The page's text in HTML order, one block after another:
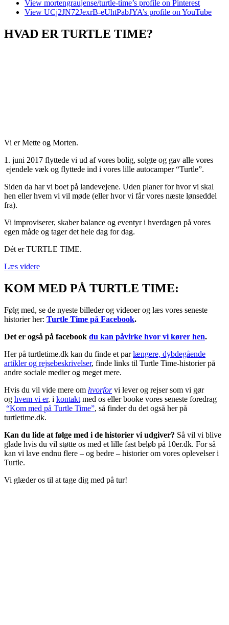
View mortengraujense/turtle-time’s profile on Pinterest
View UCj2JN72JexrB-eUhtPabJYA’s profile on YouTube
HVAD ER TURTLE TIME?
Vi er Mette og Morten.
1. juni 2017 flyttede vi ud af vores bolig, solgte og gav alle vores
ejendele væk og flyttede ind i vores lille autocamper “Turtle”.
Siden da har vi boet på landevejene. Uden planer for hvor vi skal
hen eller hvem vi vil møde (eller hvor vi får vores næste lønseddel
fra).
Vi improviserer, skaber balance og eventyr i hverdagen på vores
egen måde og tager det hele dag for dag.
Dét er TURTLE TIME.
Læs videre
KOM MED PÅ TURTLE TIME:
Følg med, se de nyeste billeder og videoer og læs vores seneste
historier her: Turtle Time på Facebook.
Det er også på facebook du kan påvirke hvor vi kører hen.
Her på turtletime.dk kan du finde et parlængere, dybdegående
artikler og rejsebeskrivelser, finde links til Turtle Time-historier på
andre sociale medier og meget mere.
Hvis du vil vide mere om hvorforvi lever og rejser som vi gør
og hvem vi er, i kontakt med os eller booke vores seneste foredrag
“Kom med på Turtle Time”, så finder du det også her på
turtletime.dk.
Kan du lide at følge med i de historier vi udgiver? Så vil vi blive
glade hvis du vil støtte os med et lille fast beløb på 10er.dk. For så
kan vi lave endnu flere – og bedre – historier om vores oplevelser i
Turtle.
Vi glæder os til at tage dig med på tur!